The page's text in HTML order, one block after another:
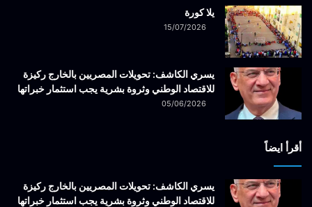
يلا كورة
15/07/2026
يسري الكاشف: تحويلات المصريين بالخارج ركيزة
للاقتصاد الوطني وثروة بشرية يجب استثمار خبراتها
05/06/2026
أقرأ ايضاً
يسري الكاشف: تحويلات المصريين بالخارج ركيزة
للاقتصاد الوطني وثروة بشرية يجب استثمار خبراتها